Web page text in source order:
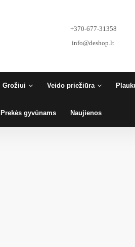
+370-677-31358
info@deshop.lt
Grožiui Veido priežiūra
Prekės gyvūnams Naujienos